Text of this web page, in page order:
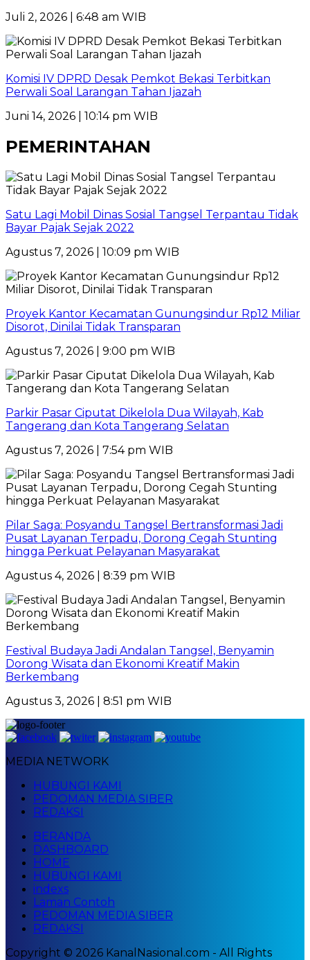
Juli 2, 2026 | 6:48 am WIB
Komisi IV DPRD Desak Pemkot Bekasi Terbitkan
Perwali Soal Larangan Tahan Ijazah
Juni 14, 2026 | 10:14 pm WIB
PEMERINTAHAN
Satu Lagi Mobil Dinas Sosial Tangsel Terpantau Tidak
Bayar Pajak Sejak 2022
Agustus 7, 2026 | 10:09 pm WIB
Proyek Kantor Kecamatan Gunungsindur Rp12 Miliar
Disorot, Dinilai Tidak Transparan
Agustus 7, 2026 | 9:00 pm WIB
Parkir Pasar Ciputat Dikelola Dua Wilayah, Kab
Tangerang dan Kota Tangerang Selatan
Agustus 7, 2026 | 7:54 pm WIB
Pilar Saga: Posyandu Tangsel Bertransformasi Jadi
Pusat Layanan Terpadu, Dorong Cegah Stunting
hingga Perkuat Pelayanan Masyarakat
Agustus 4, 2026 | 8:39 pm WIB
Festival Budaya Jadi Andalan Tangsel, Benyamin
Dorong Wisata dan Ekonomi Kreatif Makin
Berkembang
Agustus 3, 2026 | 8:51 pm WIB
MEDIA NETWORK
HUBUNGI KAMI
PEDOMAN MEDIA SIBER
REDAKSI
BERANDA
DASHBOARD
HOME
HUBUNGI KAMI
indexs
Laman Contoh
PEDOMAN MEDIA SIBER
REDAKSI
Copyright © 2026 KanalNasional.com - All Rights